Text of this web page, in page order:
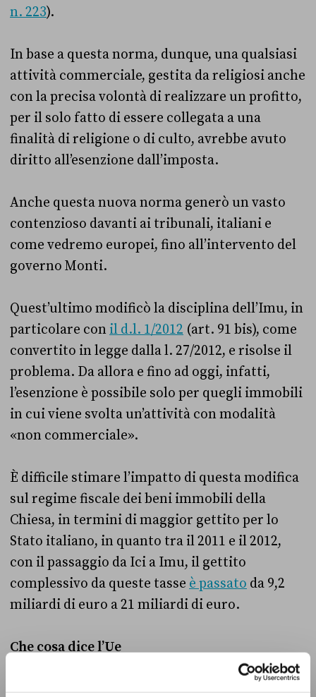
n. 223).
In base a questa norma, dunque, una qualsiasi
attività commerciale, gestita da religiosi anche
con la precisa volontà di realizzare un profitto,
per il solo fatto di essere collegata a una
finalità di religione o di culto, avrebbe avuto
diritto all’esenzione dall’imposta.
Anche questa nuova norma generò un vasto
contenzioso davanti ai tribunali, italiani e
come vedremo europei, fino all’intervento del
governo Monti.
Quest’ultimo modificò la disciplina dell’Imu, in
particolare con il d.l. 1/2012 (art. 91 bis), come
convertito in legge dalla l. 27/2012, e risolse il
problema. Da allora e fino ad oggi, infatti,
l’esenzione è possibile solo per quegli immobili
in cui viene svolta un’attività con modalità
«non commerciale».
È difficile stimare l’impatto di questa modifica
sul regime fiscale dei beni immobili della
Chiesa, in termini di maggior gettito per lo
Stato italiano, in quanto tra il 2011 e il 2012,
con il passaggio da Ici a Imu, il gettito
complessivo da queste tasse è passato da 9,2
miliardi di euro a 21 miliardi di euro.
Che cosa dice l’Ue
Come anticipato, la normativa italiana sulle